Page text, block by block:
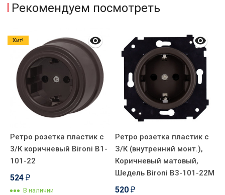
Рекомендуем посмотреть
Ретро розетка пластик с
3/К коричневый Bironi B1-
101-22
524 ₽
В наличии
Хит!
Ретро розетка пластик с
З/К (внутренний монт.),
Коричневый матовый,
Шедель Bironi B3-101-22M
520 ₽